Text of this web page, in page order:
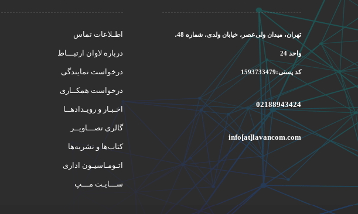
تهران، میدان ولی‌عصر، خیابان ولدی، شماره 48،
واحد 24
کد پستی:1593733479
02188943424
info[at]lavancom.com
اطـلاعات تماس
درباره لاوان ارتبـــاط
درخواست نمایندگی
درخواست همکــاری
اخـبـار و رویـدادهــا
گالری تصـــاویــر
کتاب‌ها و نشریه‌ها
اتـومـاسیـون اداری
ســـایـت مـــپ